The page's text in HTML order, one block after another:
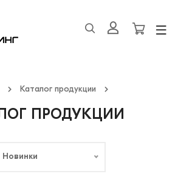
Каталог продукции
ПРОДУКЦИИ
Новинки